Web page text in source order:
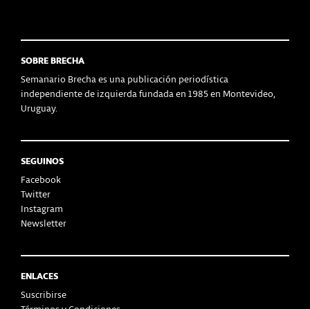
SOBRE BRECHA
Semanario Brecha es una publicación periodística
independiente de izquierda fundada en 1985 en Montevideo,
Uruguay.
SEGUINOS
Facebook
Twitter
Instagram
Newsletter
ENLACES
Suscribirse